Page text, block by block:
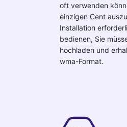
oft verwenden
einzigen Cent
Installation
bedienen, Sie
hochladen und
wma-Format.